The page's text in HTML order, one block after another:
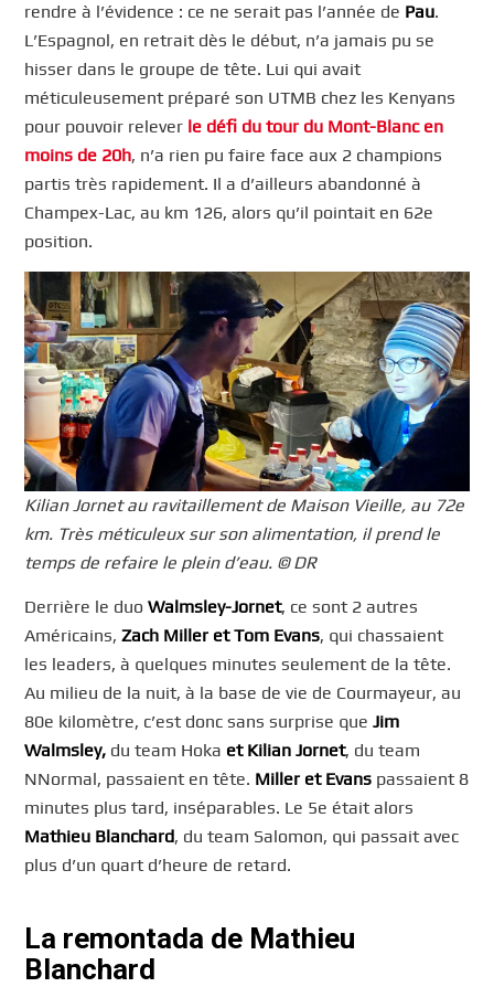
rendre à l’évidence : ce ne serait pas l’année de Pau.
L’Espagnol, en retrait dès le début, n’a jamais pu se
hisser dans le groupe de tête. Lui qui avait
méticuleusement préparé son UTMB chez les Kenyans
pour pouvoir relever le défi du tour du Mont-Blanc en
moins de 20h, n’a rien pu faire face aux 2 champions
partis très rapidement. Il a d’ailleurs abandonné à
Champex-Lac, au km 126, alors qu’il pointait en 62e
position.
Kilian Jornet au ravitaillement de Maison Vieille, au 72e
km. Très méticuleux sur son alimentation, il prend le
temps de refaire le plein d’eau. © DR
Derrière le duoWalmsley-Jornet, ce sont 2 autres
Américains,Zach Miller et Tom Evans, qui chassaient
les leaders, à quelques minutes seulement de la tête.
Au milieu de la nuit, à la base de vie de Courmayeur, au
80e kilomètre, c’est donc sans surprise queJim
Walmsley, du team Hoka et Kilian Jornet, du team
NNormal, passaient en tête. Miller et Evans passaient 8
minutes plus tard, inséparables. Le 5e était alors
Mathieu Blanchard, du team Salomon, qui passait avec
plus d’un quart d’heure de retard.
La remontada de Mathieu
Blanchard